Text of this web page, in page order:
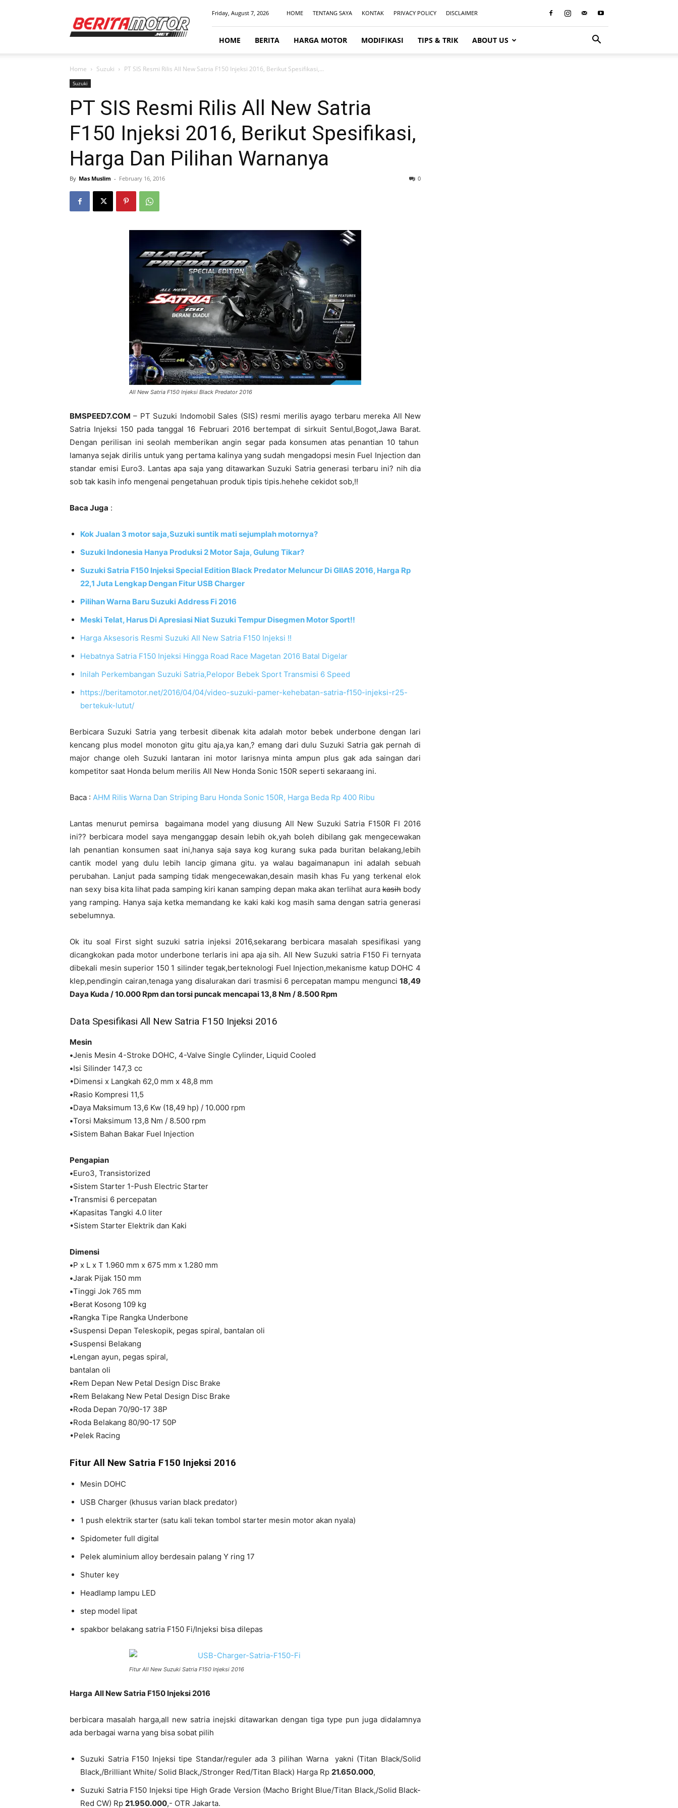
Friday, August 7, 2026 HOME TENTANG SAYA KONTAK PRIVACY POLICY DISCLAIMER
HOME BERITA HARGA MOTOR MODIFIKASI TIPS & TRIK ABOUT US
Home Suzuki PT SIS Resmi Rilis All New Satria F150 Injeksi 2016, Berikut Spesifikasi,...
Suzuki
PT SIS Resmi Rilis All New Satria
F150 Injeksi 2016, Berikut Spesifikasi,
Harga Dan Pilihan Warnanya
By Mas Muslim - February 16, 2016 0
All New Satria F150 Injeksi Black Predator 2016
BMSPEED7.COM – PT Suzuki Indomobil Sales (SIS) resmi merilis ayago terbaru mereka All New
Satria Injeksi 150 pada tanggal 16 Februari 2016 bertempat di sirkuit Sentul,Bogot,Jawa Barat.
Dengan perilisan ini seolah memberikan angin segar pada konsumen atas penantian 10 tahun
lamanya sejak dirilis untuk yang pertama kalinya yang sudah mengadopsi mesin Fuel Injection dan
standar emisi Euro3. Lantas apa saja yang ditawarkan Suzuki Satria generasi terbaru ini? nih dia
sob tak kasih info mengenai pengetahuan produk tipis tipis.hehehe cekidot sob,!!
Baca Juga :
Kok Jualan 3 motor saja,Suzuki suntik mati sejumplah motornya?
Suzuki Indonesia Hanya Produksi 2 Motor Saja, Gulung Tikar?
Suzuki Satria F150 Injeksi Special Edition Black Predator Meluncur Di GIIAS 2016, Harga Rp
22,1 Juta Lengkap Dengan Fitur USB Charger
Pilihan Warna Baru Suzuki Address Fi 2016
Meski Telat, Harus Di Apresiasi Niat Suzuki Tempur Disegmen Motor Sport!!
Harga Aksesoris Resmi Suzuki All New Satria F150 Injeksi !!
Hebatnya Satria F150 Injeksi Hingga Road Race Magetan 2016 Batal Digelar
Inilah Perkembangan Suzuki Satria,Pelopor Bebek Sport Transmisi 6 Speed
https://beritamotor.net/2016/04/04/video-suzuki-pamer-kehebatan-satria-f150-injeksi-r25-
bertekuk-lutut/
Berbicara Suzuki Satria yang terbesit dibenak kita adalah motor bebek underbone dengan lari
kencang plus model monoton gitu gitu aja,ya kan,? emang dari dulu Suzuki Satria gak pernah di
major change oleh Suzuki lantaran ini motor larisnya minta ampun plus gak ada saingan dari
kompetitor saat Honda belum merilis All New Honda Sonic 150R seperti sekaraang ini.
Baca : AHM Rilis Warna Dan Striping Baru Honda Sonic 150R, Harga Beda Rp 400 Ribu
Lantas menurut pemirsa bagaimana model yang diusung All New Suzuki Satria F150R FI 2016
ini?? berbicara model saya menganggap desain lebih ok,yah boleh dibilang gak mengecewakan
lah penantian konsumen saat ini,hanya saja saya kog kurang suka pada buritan belakang,lebih
cantik model yang dulu lebih lancip gimana gitu. ya walau bagaimanapun ini adalah sebuah
perubahan. Lanjut pada samping tidak mengecewakan,desain masih khas Fu yang terkenal elok
nan sexy bisa kita lihat pada samping kiri kanan samping depan maka akan terlihat aurakasihbody
yang ramping. Hanya saja ketka memandang ke kaki kaki kog masih sama dengan satria generasi
sebelumnya.
Ok itu soal First sight suzuki satria injeksi 2016,sekarang berbicara masalah spesifikasi yang
dicangkokan pada motor underbone terlaris ini apa aja sih. All New Suzuki satria F150 Fi ternyata
dibekali mesin superior 150 1 silinder tegak,berteknologi Fuel Injection,mekanisme katup DOHC 4
klep,pendingin cairan,tenaga yang disalurakan dari trasmisi 6 percepatan mampu mengunci 18,49
Daya Kuda / 10.000 Rpm dan torsi puncak mencapai 13,8 Nm / 8.500 Rpm
Data Spesifikasi All New Satria F150 Injeksi 2016
Mesin
•Jenis Mesin 4-Stroke DOHC, 4-Valve Single Cylinder, Liquid Cooled
•Isi Silinder 147,3 cc
•Dimensi x Langkah 62,0 mm x 48,8 mm
•Rasio Kompresi 11,5
•Daya Maksimum 13,6 Kw (18,49 hp) / 10.000 rpm
•Torsi Maksimum 13,8 Nm / 8.500 rpm
•Sistem Bahan Bakar Fuel Injection
Pengapian
•Euro3, Transistorized
•Sistem Starter 1-Push Electric Starter
•Transmisi 6 percepatan
•Kapasitas Tangki 4.0 liter
•Sistem Starter Elektrik dan Kaki
Dimensi
•P x L x T 1.960 mm x 675 mm x 1.280 mm
•Jarak Pijak 150 mm
•Tinggi Jok 765 mm
•Berat Kosong 109 kg
•Rangka Tipe Rangka Underbone
•Suspensi Depan Teleskopik, pegas spiral, bantalan oli
•Suspensi Belakang
•Lengan ayun, pegas spiral,
bantalan oli
•Rem Depan New Petal Design Disc Brake
•Rem Belakang New Petal Design Disc Brake
•Roda Depan 70/90-17 38P
•Roda Belakang 80/90-17 50P
•Pelek Racing
Fitur All New Satria F150 Injeksi 2016
Mesin DOHC
USB Charger (khusus varian black predator)
1 push elektrik starter (satu kali tekan tombol starter mesin motor akan nyala)
Spidometer full digital
Pelek aluminium alloy berdesain palang Y ring 17
Shuter key
Headlamp lampu LED
step model lipat
spakbor belakang satria F150 Fi/Injeksi bisa dilepas
Fitur All New Suzuki Satria F150 Injeksi 2016
Harga All New Satria F150 Injeksi 2016
berbicara masalah harga,all new satria inejski ditawarkan dengan tiga type pun juga didalamnya
ada berbagai warna yang bisa sobat pilih
Suzuki Satria F150 Injeksi tipe Standar/reguler ada 3 pilihan Warna yakni (Titan Black/Solid
Black,/Brilliant White/ Solid Black,/Stronger Red/Titan Black) Harga Rp 21.650.000,
Suzuki Satria F150 Injeksi tipe High Grade Version (Macho Bright Blue/Titan Black,/Solid Black-
Red CW) Rp 21.950.000,- OTR Jakarta.